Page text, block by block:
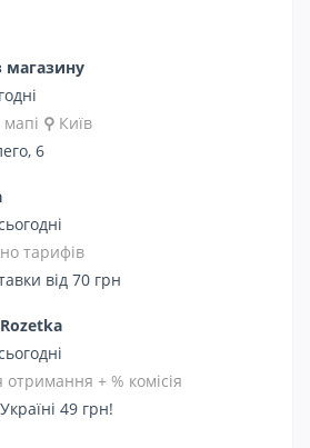
магазину
⚲ Київ
6
тарифів
від 70 грн
отримання + % комісія
49 грн!